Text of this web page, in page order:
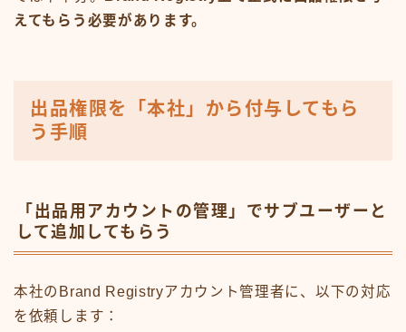
えてもらう必要があります。
出品権限を「本社」から付与してもら
う手順
「出品用アカウントの管理」でサブユーザーと
して追加してもらう
本社のBrand Registryアカウント管理者に、以下の対応
を依頼します：